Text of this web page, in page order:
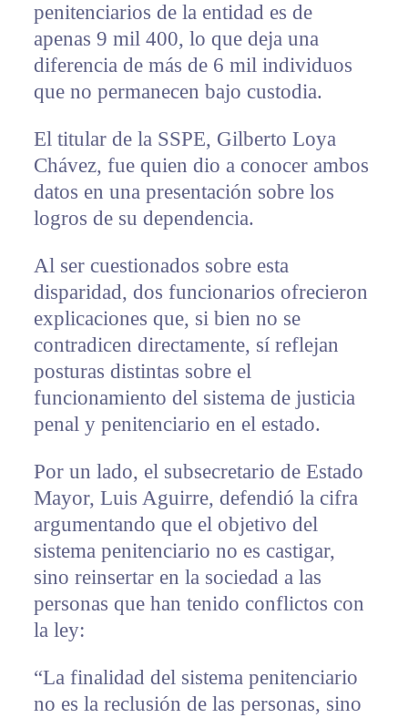
penitenciarios de la entidad es de
apenas 9 mil 400, lo que deja una
diferencia de más de 6 mil individuos
que no permanecen bajo custodia.
El titular de la SSPE, Gilberto Loya
Chávez, fue quien dio a conocer ambos
datos en una presentación sobre los
logros de su dependencia.
Al ser cuestionados sobre esta
disparidad, dos funcionarios ofrecieron
explicaciones que, si bien no se
contradicen directamente, sí reflejan
posturas distintas sobre el
funcionamiento del sistema de justicia
penal y penitenciario en el estado.
Por un lado, el subsecretario de Estado
Mayor, Luis Aguirre, defendió la cifra
argumentando que el objetivo del
sistema penitenciario no es castigar,
sino reinsertar en la sociedad a las
personas que han tenido conflictos con
la ley:
“La finalidad del sistema penitenciario
no es la reclusión de las personas, sino